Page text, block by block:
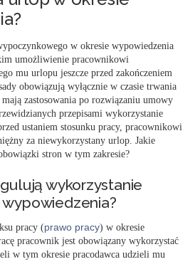
w okresie wypowiedzenia
umożliwienie pracownikowi
mu urlopu jeszcze przed zakończeniem
obowiązują wyłącznie w czasie trwania
zastosowania po rozwiązaniu umowy
przepisami wykorzystanie
ustaniem stosunku pracy, pracownikowi
za niewykorzystany urlop. Jakie
stron w tym zakresie?
wykorzystanie
pracy (prawo pracy) w okresie
pracownik jest obowiązany wykorzystać
w tym okresie pracodawca udzieli mu